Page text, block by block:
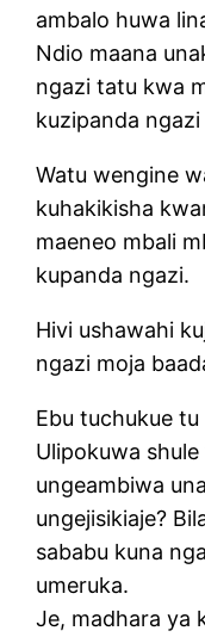
ambalo huwa
Ndio maana
ngazi tatu kwa
kuzipanda ngazi
Watu wengine
kuhakikisha
maeneo mbali
kupanda ngazi.
Hivi ushawahi
ngazi moja
Ebu tuchukue
Ulipokuwa
ungeambiwa
ungejisikiaje?
sababu kuna
umeruka.
Je, madhara ya